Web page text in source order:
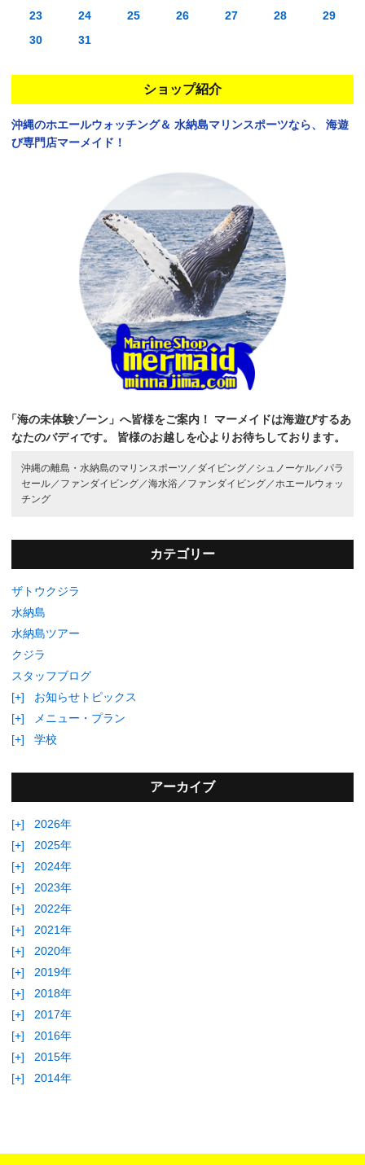
23 24 25 26 27 28
29
30
31
ショップ紹介
沖縄のホエールウォッチング＆ 水納島マリンスポーツなら、
海遊
び専門店マーメイド！
「海の未体験ゾーン」へ皆様をご案内！
マーメイドは海遊びするあ
なたのバディです。
皆様のお越しを心よりお待ちしております。
沖縄の離島・水納島のマリンスポーツ／ ダイビング／ シュノーケル／ パラ
セール／ ファンダイビング／海水浴／ ファンダイビング／ ホエールウォッ
チング
カテゴリー
ザトウクジラ
水納島
水納島ツアー
クジラ
スタッフブログ
[+]
お知らせトピックス
[+]
メニュー・プラン
[+]
学校
アーカイブ
[+]
2026年
[+]
2025年
[+]
2024年
[+]
2023年
[+]
2022年
[+]
2021年
[+]
2020年
[+]
2019年
[+]
2018年
[+]
2017年
[+]
2016年
[+]
2015年
[+]
2014年